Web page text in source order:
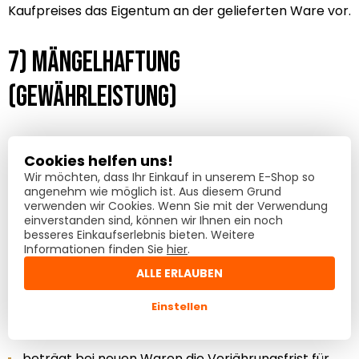
Kaufpreises das Eigentum an der gelieferten Ware vor.
7) Mängelhaftung
(Gewährleistung)
anderes ergibt, gelten die Vorschriften der
gesetzlichen Mängelhaftung. Hiervon abweichend gilt
bei Verträgen zur Lieferung von Waren:
Handelt der Kunde als Unternehmer,
hat der Verkäufer die Wahl der Art der
Cookies helfen uns!
Wir möchten, dass Ihr Einkauf in unserem E-Shop so
angenehm wie möglich ist. Aus diesem Grund
verwenden wir Cookies. Wenn Sie mit der Verwendung
einverstanden sind, können wir Ihnen ein noch
besseres Einkaufserlebnis bieten. Weitere
Informationen finden Sie hier.
Einstellen
ALLE ERLAUBEN